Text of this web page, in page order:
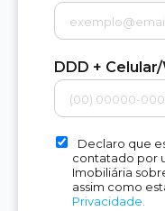
DDD +
Declaro que
contatado por
Imobiliária
assim como
Privacidade.